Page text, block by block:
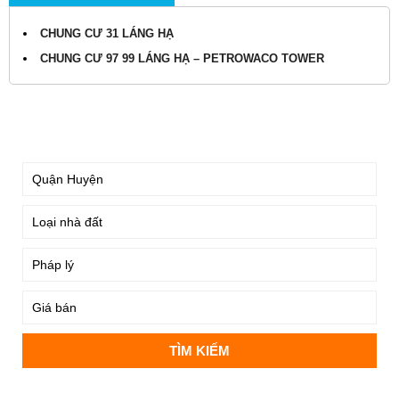
CHUNG CƯ 31 LÁNG HẠ
CHUNG CƯ 97 99 LÁNG HẠ – PETROWACO TOWER